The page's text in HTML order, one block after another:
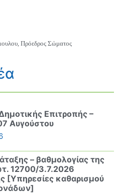
Πρόεδρος Σώματος
Επιτροπής –
Αυγούστου
– βαθμολογίας της
12700/3.7.2026
[Υπηρεσίες καθαρισμού